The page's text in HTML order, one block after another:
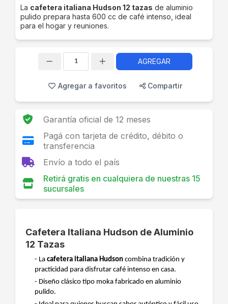
La cafetera italiana Hudson 12 tazas de aluminio
pulido prepara hasta 600 cc de café intenso, ideal
para el hogar y reuniones.
AGREGAR
Agregar a favoritos Compartir
Garantía oficial de 12 meses
Pagá con tarjeta de crédito, débito o
transferencia
Envío a todo el país
Retirá gratis en cualquiera de nuestras 15
sucursales
Cafetera Italiana Hudson de Aluminio
12 Tazas
- La cafetera italiana Hudson combina tradición y
practicidad para disfrutar café intenso en casa.
- Diseño clásico tipo moka fabricado en aluminio
pulido.